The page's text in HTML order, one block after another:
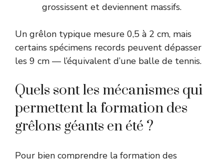
grossissent et deviennent massifs.
Un grêlon typique mesure 0,5 à 2 cm, mais
certains spécimens records peuvent dépasser
les 9 cm — l’équivalent d’une balle de tennis.
Quels sont les mécanismes qui
permettent la formation des
grêlons géants en été ?
Pour bien comprendre la formation des